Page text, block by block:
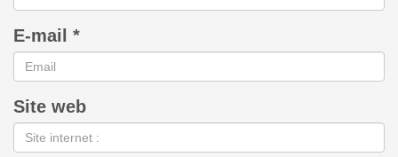
E-mail *
Site web